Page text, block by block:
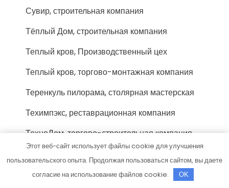
Сувир, строительная компания
Тёплый Дом, строительная компания
Теплый кров, Производственный цех
Теплый кров, торгово-монтажная компания
Теренкуль пилорама, столярная мастерская
Техимпэкс, реставрационная компания
ТехноДом, торгово-строительная компания
ТехноРЕГИОН, офис продаж
Технофло, компания
Этот веб-сайт использует файлы cookie для улучшения
пользовательского опыта. Продолжая пользоваться сайтом, вы даете
согласие на использование файлов cookie.
OK